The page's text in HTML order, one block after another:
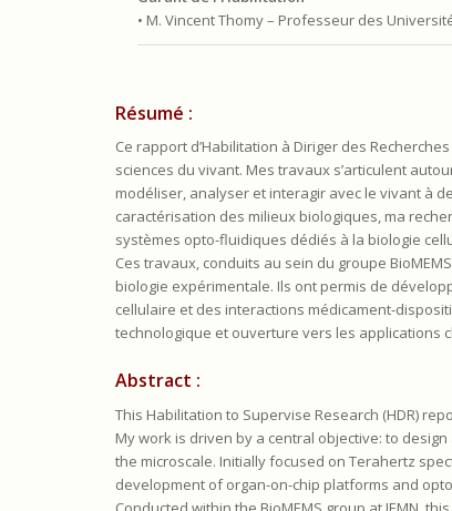
• M. Vincent Thomy – Professeur des
Résumé :
Ce rapport d’Habilitation à Diriger des
sciences du vivant. Mes travaux s’articulent
modéliser, analyser et interagir avec le vivant à
caractérisation des milieux biologiques, ma
systèmes opto-fluidiques dédiés à la biologie
Ces travaux, conduits au sein du groupe
biologie expérimentale. Ils ont permis de
cellulaire et des interactions médicament-
technologique et ouverture vers les applications
Abstract :
This Habilitation to Supervise Research (HDR)
My work is driven by a central objective: to
the microscale. Initially focused on Terahertz
development of organ-on-chip platforms and